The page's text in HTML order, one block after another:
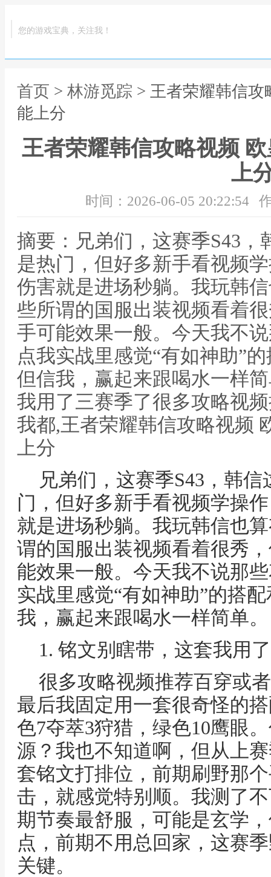
您的游戏宝典，关注我！
首页 > 林游觅踪 > 王者荣耀韩信
能上分
王者荣耀韩信攻略视频
上
时间：2026-06-05 20:22:54
摘要：兄弟们，这赛季S43
是热门，但好多新手看视频
伤害就是进场秒躺。我玩韩
些所谓的国服出装视频看着
手可能效果一般。今天我不
点我实战里感觉“有如神助”
但信我，赢起来跟喝水一样
我用了三赛季了很多攻略视
我都,王者荣耀韩信攻略视频
上分
兄弟们，这赛季S43，韩
门，但好多新手看视频学操
就是进场秒躺。我玩韩信也
谓的国服出装视频看着很秀
能效果一般。今天我不说那
实战里感觉“有如神助”的搭
我，赢起来跟喝水一样简单。
1. 铭文别瞎带，这套我用
很多攻略视频推荐百穿或
最后我固定用一套很奇怪的
色7夺萃3狩猎，绿色10鹰眼
源？我也不知道啊，但从上
套铭文打排位，前期刷野那
击，就感觉特别顺。我测了
期节奏最舒服，可能是玄学
点，前期不用总回家，这赛
关键。